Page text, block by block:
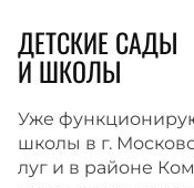
ДЕТСКИЕ САДЫ
И ШКОЛЫ
Уже
школы в г.
луг и в районе